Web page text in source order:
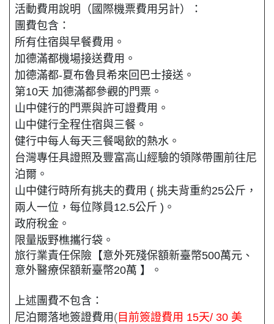
活動費用說明（國際機票費用另計）：
團費包含：
所有住宿與早餐費用。
加德滿都機場接送費用。
加德滿都-夏布魯貝希來回巴士接送。
第10天 加德滿都參觀的門票。
山中健行的門票與許可證費用。
山中健行全程住宿與三餐。
健行中每人每天三餐喝飲的熱水 。
台灣專任具證照及豐富高山經驗的領隊帶團前往尼
泊爾。
山中健行時所有挑夫的費用 ( 挑夫背重約25公斤，
兩人一位，每位隊員12.5公斤 )。
政府稅金。
限量版野樵攜行袋。
旅行業責任保險【意外死殘保額新臺幣500萬元、
意外醫療保額新臺幣20萬 】。
上述團費不包含：
尼泊爾落地簽證費用 ( 目前簽證費用 15天/ 30 美